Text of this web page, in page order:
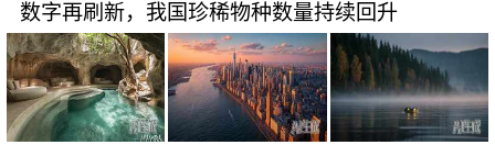
数字再刷新，我国珍稀物种数量持续回升